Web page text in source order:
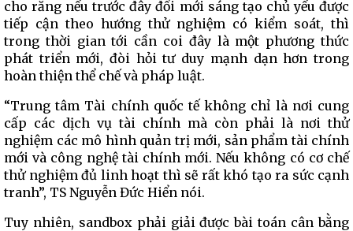
cho rằng nếu trước đây đổi mới sáng tạo chủ yếu được
tiếp cận theo hướng thử nghiệm có kiểm soát, thì
trong thời gian tới cần coi đây là một phương thức
phát triển mới, đòi hỏi tư duy mạnh dạn hơn trong
hoàn thiện thể chế và pháp luật.
“Trung tâm Tài chính quốc tế không chỉ là nơi cung
cấp các dịch vụ tài chính mà còn phải là nơi thử
nghiệm các mô hình quản trị mới, sản phẩm tài chính
mới và công nghệ tài chính mới. Nếu không có cơ chế
thử nghiệm đủ linh hoạt thì sẽ rất khó tạo ra sức cạnh
tranh”, TS Nguyễn Đức Hiển nói.
Tuy nhiên, sandbox phải giải được bài toán cân bằng